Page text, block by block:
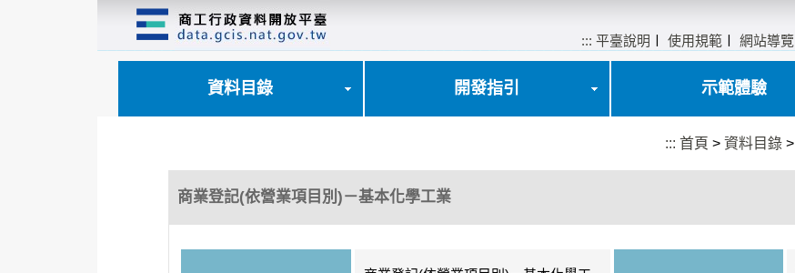
::: 平臺說明 〡使用規範 〡網站導覽
資料目錄 開發指引 示範體驗
::: 首頁 >資料目錄 >
商業登記(依營業項目別)－基本化學工業